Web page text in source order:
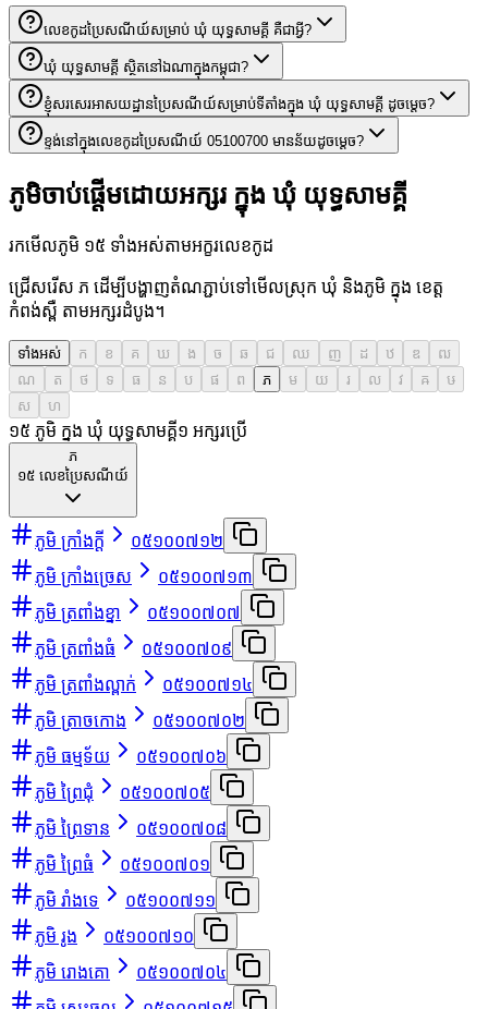
លេខកូដប្រៃសណីយ៍សម្រាប់ ឃុំ យុទ្ធសាមគ្គី គឺជាអ្វី?
ឃុំ យុទ្ធសាមគ្គី ស្ថិតនៅឯណាក្នុងកម្ពុជា?
ខ្ញុំសរសេរអាសយដ្ឋានប្រៃសណីយ៍សម្រាប់ទីតាំងក្នុង ឃុំ យុទ្ធសាមគ្គី ដូចម្តេច?
ខ្ទង់នៅក្នុងលេខកូដប្រៃសណីយ៍ 05100700 មានន័យដូចម្តេច?
ភូមិចាប់ផ្តើមដោយអក្សរ ក្នុង ឃុំ យុទ្ធសាមគ្គី
រកមើលភូមិ ១៥ ទាំងអស់តាមអក្ខរលេខកូដ
ជ្រើសរើស ភ ដើម្បីបង្ហាញតំណភ្ជាប់ទៅមើលស្រុក ឃុំ និងភូមិ ក្នុង ខេត្ត
កំពង់ស្ពឺ តាមអក្សរដំបូង។
ទាំងអស់ ក ខ គ ឃ ង ច ឆ ជ ឈ ញ ដ ឋ ឌ
ឍ
ណ
ត ថ ទ ធ ន ប ផ ព ភ ម យ រ ល វ ឝ
ឞ
ស
ហ
១៥ ភូមិ ក្នុង ឃុំ យុទ្ធសាមគ្គី១ អក្សរប្រើ
ភ
១៥ លេខប្រៃសណីយ៍
ភូមិ ក្រាំងក្ដី
០៥១០០៧១២
ភូមិ ក្រាំងច្រេស
០៥១០០៧១៣
ភូមិ ត្រពាំងខ្នា
០៥១០០៧០៧
ភូមិ ត្រពាំងធំ
០៥១០០៧០៩
ភូមិ ត្រពាំងល្ពាក់
០៥១០០៧១៤
ភូមិ ត្រាចកោង
០៥១០០៧០២
ភូមិ ធម្មទ័យ
០៥១០០៧០៦
ភូមិ ព្រៃជុំ
០៥១០០៧០៥
ភូមិ ព្រៃទាន
០៥១០០៧០៨
ភូមិ ព្រៃធំ
០៥១០០៧០១
ភូមិ រាំងទេ
០៥១០០៧១១
ភូមិ រូង
០៥១០០៧១០
ភូមិ រោងគោ
០៥១០០៧០៤